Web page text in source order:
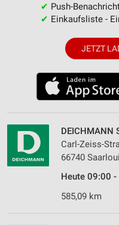
✔ Push-
✔ Einkaufsliste -
JETZT
DEICHMANN
Carl-Zeiss-
66740
Heute 09:00 -
585,09 km